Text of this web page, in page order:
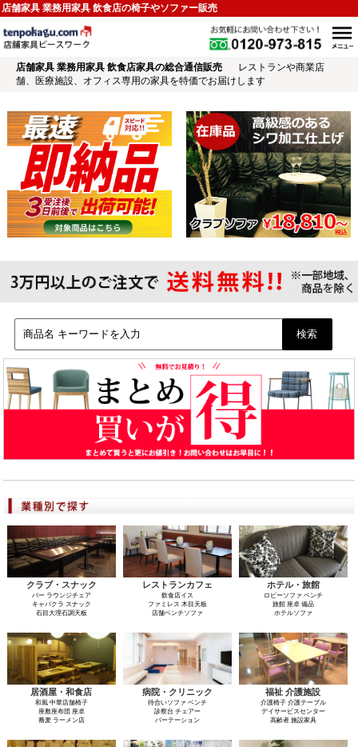
店舗家具 業務用家具 飲食店の椅子やソファー販売
店舗家具 業務用家具 飲食店家具の総合通信販売
レストランや商業店
舗、医療施設、オフィス専用の家具を特価でお届けします
クラブ・スナック
バー ラウンジチェア
キャバクラ スナック
石目大理石調天板
レストランカフェ
飲食店イス
ファミレス 木目天板
店舗ベンチソファ
ホテル・旅館
ロビーソファ ベンチ
旅館 座卓 備品
ホテルソファ
居酒屋・和食店
和風 中華店舗椅子
座敷座布団 座卓
蕎麦 ラーメン店
病院・クリニック
待合いソファ ベンチ
診察台 チェアー
パーテーション
福祉 介護施設
介護椅子 介護テーブル
デイサービスセンター
高齢者 施設家具